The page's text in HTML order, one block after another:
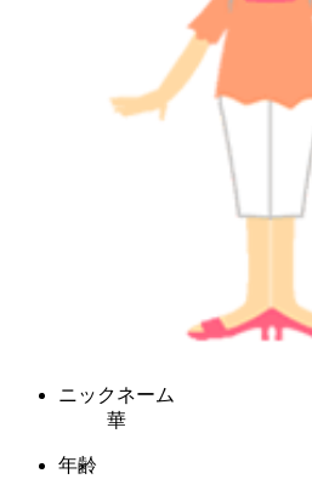
ニックネーム
華
年齢